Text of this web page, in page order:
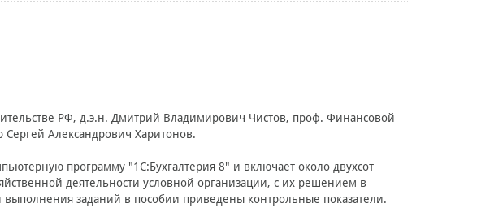
РФ, д.э.н. Дмитрий Владимирович Чистов, проф. Финансовой
Александрович Харитонов.
программу "1С:Бухгалтерия 8" и включает около двухсот
деятельности условной организации, с их решением в
заданий в пособии приведены контрольные показатели.